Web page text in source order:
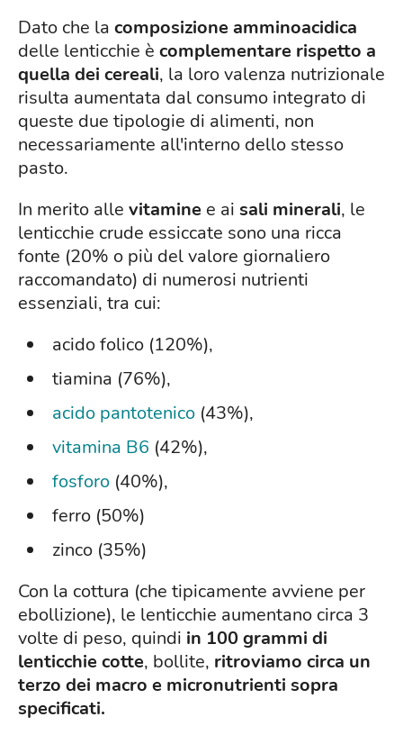
Dato che la composizione amminoacidica
delle lenticchie è complementare rispetto a
quella dei cereali, la loro valenza nutrizionale
risulta aumentata dal consumo integrato di
queste due tipologie di alimenti, non
necessariamente all'interno dello stesso
pasto.
In merito alle vitamine e ai sali minerali, le
lenticchie crude essiccate sono una ricca
fonte (20% o più del valore giornaliero
raccomandato) di numerosi nutrienti
essenziali, tra cui:
acido folico (120%),
tiamina (76%),
acido pantotenico (43%),
vitamina B6 (42%),
fosforo (40%),
ferro (50%)
zinco (35%)
Con la cottura (che tipicamente avviene per
ebollizione), le lenticchie aumentano circa 3
volte di peso, quindi in 100 grammi di
lenticchie cotte, bollite, ritroviamo circa un
terzo dei macro e micronutrienti sopra
specificati.